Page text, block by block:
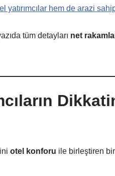
yatırımcılar hem de arazi
tüm detayları net
otel konforu ile birleştiren